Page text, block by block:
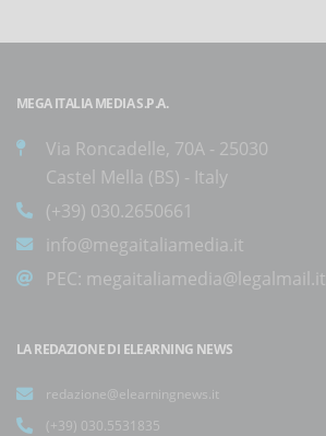
MEGA ITALIA MEDIA S.P.A.
Via Roncadelle, 70A - 25030
Castel Mella (BS) - Italy
(+39) 030.2650661
info@megaitaliamedia.it
PEC: megaitaliamedia@legalmail.it
LA REDAZIONE DI ELEARNING NEWS
redazione@elearningnews.it
(+39) 030.5531835